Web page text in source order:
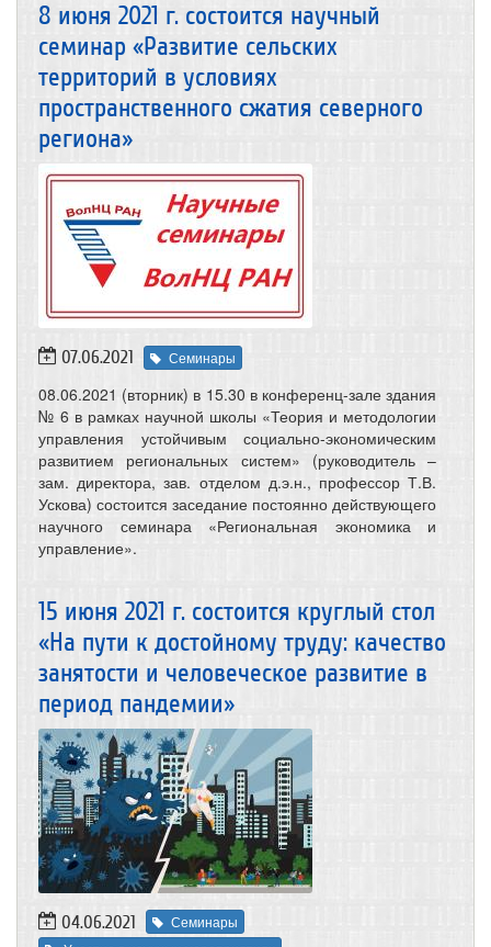
8 июня 2021 г. состоится научный
семинар «Развитие сельских
территорий в условиях
пространственного сжатия северного
региона»
07.06.2021 Семинары
08.06.2021 (вторник) в 15.30 в конференц-зале здания
№ 6 в рамках научной школы «Теория и методологии
управления устойчивым социально-экономическим
развитием региональных систем» (руководитель –
зам. директора, зав. отделом д.э.н., профессор Т.В.
Ускова) состоится заседание постоянно действующего
научного семинара «Региональная экономика и
управление».
15 июня 2021 г. состоится круглый стол
«На пути к достойному труду: качество
занятости и человеческое развитие в
период пандемии»
04.06.2021
Семинары